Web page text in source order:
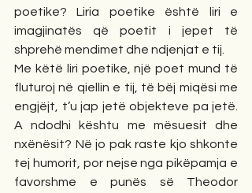
poetike? Liria poetike është liri e
imagjinatës që poetit i jepet të
shprehë mendimet dhe ndjenjat e tij.
Me këtë liri poetike, një poet mund të
fluturoj në qiellin e tij, të bëj miqësi me
engjëjt, t’u jap jetë objekteve pa jetë.
A ndodhi kështu me mësuesit dhe
nxënësit? Në jo pak raste kjo shkonte
tej humorit, por nejse nga pikëpamja e
favorshme e punës së Theodor